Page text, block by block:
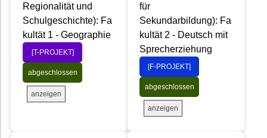
Regionalität und
Schulgeschichte): Fa
kultät 1 - Geographie
[T-PROJEKT]
abgeschlossen
anzeigen
für
Sekundarbildung): Fa
kultät 2 - Deutsch mit
Sprecherziehung
[F-PROJEKT]
abgeschlossen
anzeigen